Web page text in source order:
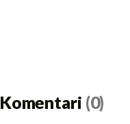
Komentari (0)